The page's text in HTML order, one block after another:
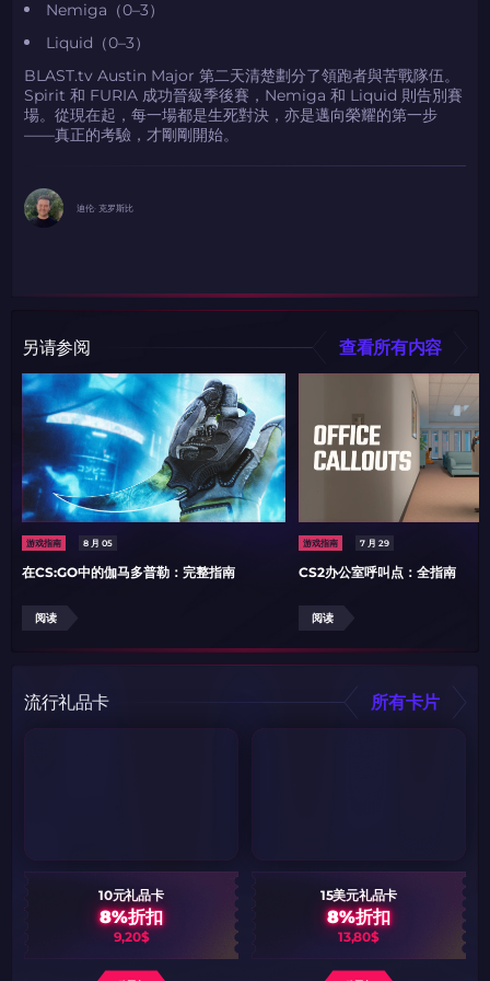
Nemiga（0–3）
Liquid（0–3）
BLAST.tv Austin Major 第二天清楚劃分了領跑者與苦戰隊伍。
Spirit 和 FURIA 成功晉級季後賽，Nemiga 和 Liquid 則告別賽
場。從現在起，每一場都是生死對決，亦是邁向榮耀的第一步
——真正的考驗，才剛剛開始。
迪伦· 克罗斯比
另请参阅 查看所有内容
游戏指南 8 月 05
在CS:GO中的伽马多普勒：完整指南
阅读
游戏指南 7 月 29
CS2办公室呼叫点：全指南
阅读
流行礼品卡 所有卡片
10元礼品卡
8%折扣
9,20$
15美元礼品卡
8%折扣
13,80$